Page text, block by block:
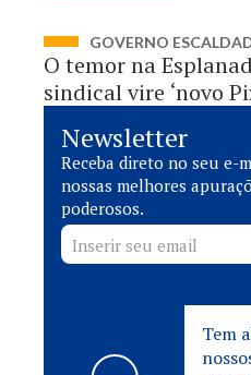
GOVERNO
O temor na
sindical vire ‘novo
Newsletter
Receba direto no seu e-
nossas melhores
poderosos.
Tem